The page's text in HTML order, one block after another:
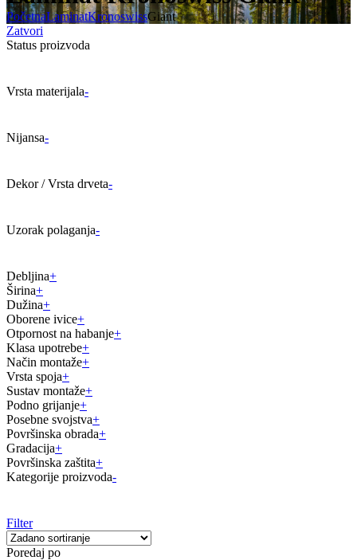
PočetnaLaminatKronoswissGiant
Zatvori
Status proizvoda
Vrsta materijala-
Nijansa-
Dekor / Vrsta drveta-
Uzorak polaganja-
Debljina+
Širina+
Dužina+
Oborene ivice+
Otpornost na habanje+
Klasa upotrebe+
Način montaže+
Vrsta spoja+
Sustav montaže+
Podno grijanje+
Posebne svojstva+
Površinska obrada+
Gradacija+
Površinska zaštita+
Kategorije proizvoda-
Filter
Poredaj po